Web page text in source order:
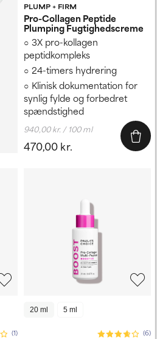
PLUMP + FIRM
Pro-Collagen Peptide
Plumping Fugtighedscreme
3X pro-kollagen
peptidkompleks
24-timers hydrering
Klinisk dokumentation for
synlig fylde og forbedret
spændstighed
470,00 kr.
940,00 kr. / 100 ml
(1)
20 ml 5 ml
(6)